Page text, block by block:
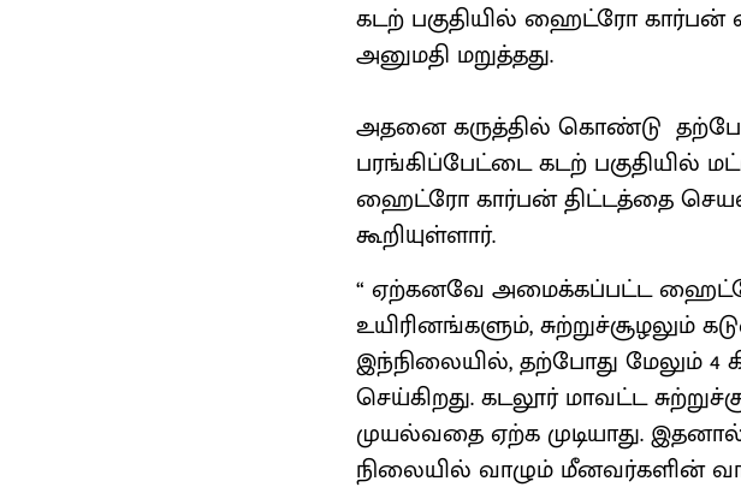
கடற் பகுதியில் ஹைட்ரோ கார்பன்
அனுமதி மறுத்தது.
அதனை கருத்தில் கொண்டு
பரங்கிப்பேட்டை கடற் பகுதியில்
ஹைட்ரோ கார்பன் திட்டத்தை
கூறியுள்ளார்.
“ ஏற்கனவே அமைக்கப்பட்ட
உயிரினங்களும், சுற்றுச்சூழலும்
இந்நிலையில், தற்போது மேலும் 4
செய்கிறது. கடலூர் மாவட்ட
முயல்வதை ஏற்க முடியாது.
நிலையில் வாழும் மீனவர்களின்